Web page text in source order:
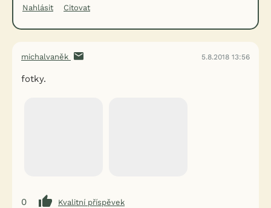
Nahlásit
Citovat
michalvaněk 5.8.2018 13:56
fotky.
0
Kvalitní příspěvek